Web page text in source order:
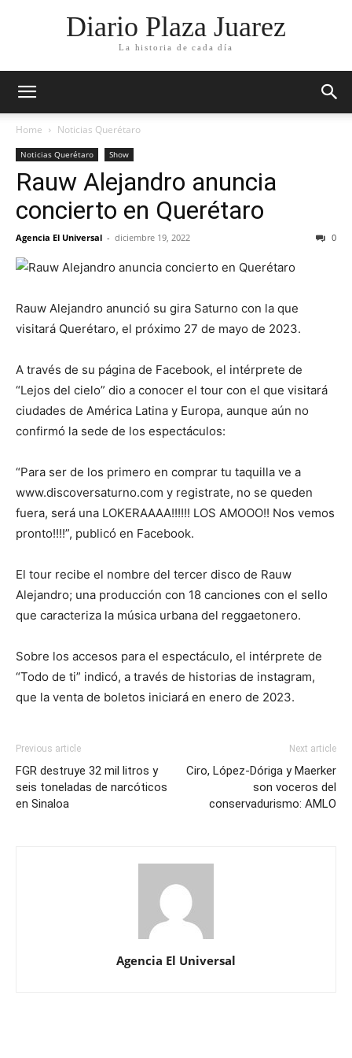
Diario Plaza Juarez
La historia de cada día
Home Noticias Querétaro
Noticias Querétaro Show
Rauw Alejandro anuncia
concierto en Querétaro
Agencia El Universal - diciembre 19, 2022 0
Rauw Alejandro anunció su gira Saturno con la que
visitará Querétaro, el próximo 27 de mayo de 2023.
A través de su página de Facebook, el intérprete de
“Lejos del cielo” dio a conocer el tour con el que visitará
ciudades de América Latina y Europa, aunque aún no
confirmó la sede de los espectáculos:
“Para ser de los primero en comprar tu taquilla ve a
www.discoversaturno.com y registrate, no se queden
fuera, será una LOKERAAAA!!!!!! LOS AMOOO!! Nos vemos
pronto!!!!”, publicó en Facebook.
El tour recibe el nombre del tercer disco de Rauw
Alejandro; una producción con 18 canciones con el sello
que caracteriza la música urbana del reggaetonero.
Sobre los accesos para el espectáculo, el intérprete de
“Todo de ti” indicó, a través de historias de instagram,
que la venta de boletos iniciará en enero de 2023.
Previous article
FGR destruye 32 mil litros y
seis toneladas de narcóticos
en Sinaloa
Next article
Ciro, López-Dóriga y Maerker
son voceros del
conservadurismo: AMLO
Agencia El Universal